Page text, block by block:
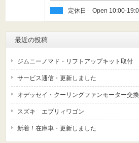
定休日
最近の投稿
ジムニーノマド・リフトアップキット取付
サービス通信・更新しました
オデッセイ・クーリングファンモーター交換
スズキ エブリィワゴン
新着！在庫車・更新しました